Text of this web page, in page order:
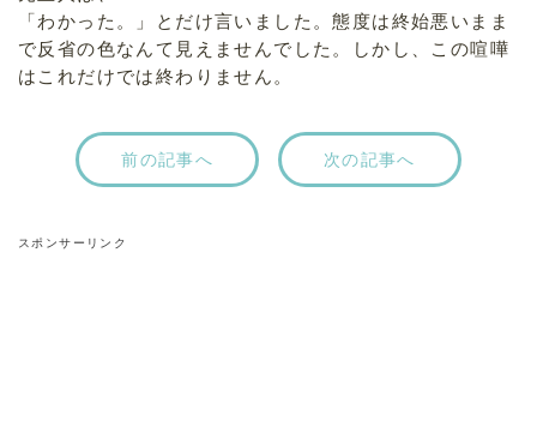
「わかった。」とだけ言いました。態度は終始悪いまま
で反省の色なんて見えませんでした。しかし、この喧嘩
はこれだけでは終わりません。
前の記事へ 次の記事へ
スポンサーリンク